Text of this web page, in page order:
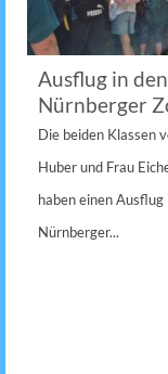
Ausflug in den
Nürnberger
Die beiden Klassen
Huber und Frau
haben einen Ausflug
Nürnberger...